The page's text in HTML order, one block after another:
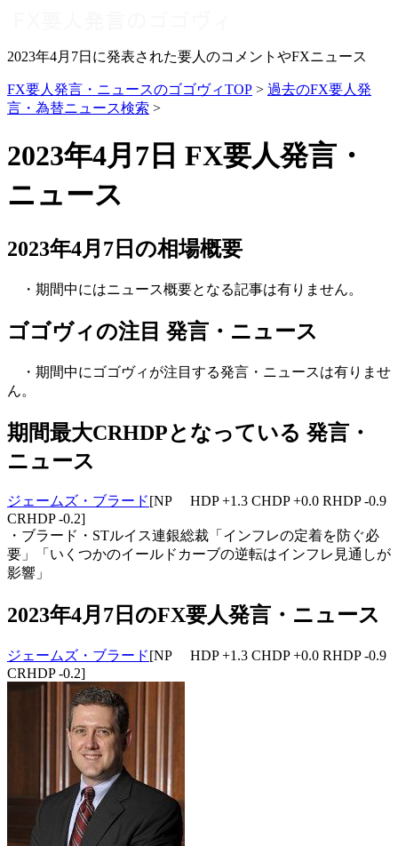
2023年4月7日に発表された要人のコメントやFXニュース
FX要人発言・ニュースのゴゴヴィTOP > 過去のFX要人発
言・為替ニュース検索 >
2023年4月7日 FX要人発言・
ニュース
2023年4月7日の相場概要
・期間中にはニュース概要となる記事は有りません。
ゴゴヴィの注目 発言・ニュース
・期間中にゴゴヴィが注目する発言・ニュースは有りませ
ん。
期間最大CRHDPとなっている 発言・
ニュース
ジェームズ・ブラード[NP HDP +1.3 CHDP +0.0 RHDP -0.9
CRHDP -0.2]
・ブラード・STルイス連銀総裁「インフレの定着を防ぐ必
要」「いくつかのイールドカーブの逆転はインフレ見通しが
影響」
2023年4月7日のFX要人発言・ニュース
ジェームズ・ブラード[NP HDP +1.3 CHDP +0.0 RHDP -0.9
CRHDP -0.2]